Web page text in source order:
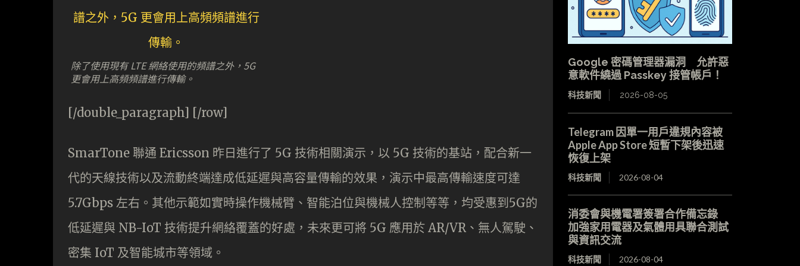
除了使用現有 LTE 網絡使用的頻譜之外，5G
更會用上高頻頻譜進行傳輸。
[/double_paragraph] [/row]
SmarTone 聯通 Ericsson 昨日進行了 5G 技術相關演示，以 5G 技術的基站，配合新一
代的天線技術以及流動終端達成低延遲與高容量傳輸的效果，演示中最高傳輸速度可達
5.7Gbps 左右。其他示範如實時操作機械臂、智能泊位與機械人控制等等，均受惠到5G的
低延遲與 NB-IoT 技術提升網絡覆蓋的好處，未來更可將 5G 應用於 AR/VR、無人駕駛、
密集 IoT 及智能城市等領域。
Google 密碼管理器漏洞 允許惡
意軟件繞過 Passkey 接管帳戶！
科技新聞 2026-08-05
Telegram 因單一用戶違規內容被
Apple App Store 短暫下架後迅速
恢復上架
科技新聞 2026-08-04
消委會與機電署簽署合作備忘錄
加強家用電器及氣體用具聯合測試
與資訊交流
科技新聞 2026-08-04